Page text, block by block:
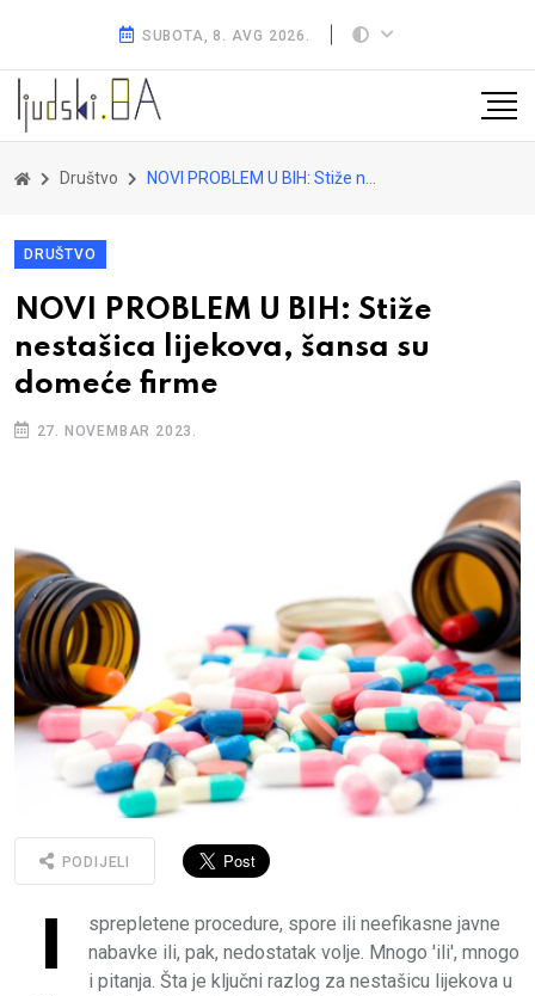
SUBOTA, 8. AVG 2026.
Društvo NOVI PROBLEM U BIH: Stiže nestašica lijekova, šansa su domeće firme
DRUŠTVO
NOVI PROBLEM U BIH: Stiže
nestašica lijekova, šansa su
domeće firme
27. NOVEMBAR 2023.
PODIJELI
I
sprepletene procedure, spore ili neefikasne javne
nabavke ili, pak, nedostatak volje. Mnogo 'ili', mnogo
i pitanja. Šta je ključni razlog za nestašicu lijekova u